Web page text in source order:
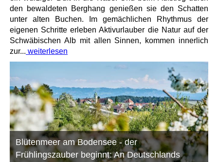
den bewaldeten Berghang genießen sie den Schatten
unter alten Buchen. Im gemächlichen Rhythmus der
eigenen Schritte erleben Aktivurlauber die Natur auf der
Schwäbischen Alb mit allen Sinnen, kommen innerlich
zur... weiterlesen
Blütenmeer am Bodensee - der
Frühlingszauber beginnt: An Deutschlands